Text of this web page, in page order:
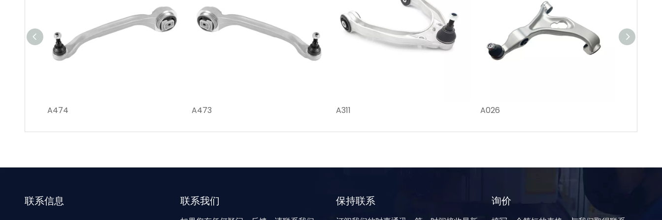
A474 A473 A311 A026
联系信息 联系我们 保持联系 询价